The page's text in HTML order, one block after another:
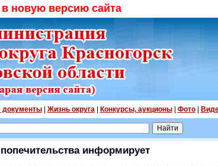
в новую версию сайта
| Жизнь округа| Конкурсы, аукционы| Фото|
информирует